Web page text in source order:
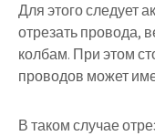
Для этого следует
отрезать провода,
колбам. При этом
проводов может
В таком случае